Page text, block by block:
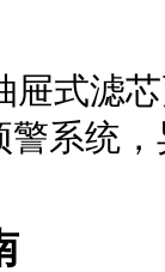
屉式滤
系统